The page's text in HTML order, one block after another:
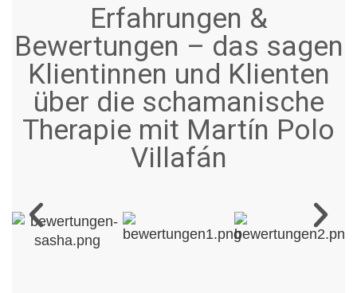
Erfahrungen &
Bewertungen – das sagen
Klientinnen und Klienten
über die schamanische
Therapie mit Martín Polo
Villafán